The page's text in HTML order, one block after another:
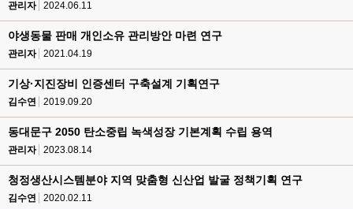
관리자 2024.06.11
야생동물 판매 개인소유 관리방안 마련 연구
관리자 2021.04.19
기상·지진장비 인증센터 구축설계 기획연구
김수연 2019.09.20
동대문구 2050 탄소중립 녹색성장 기본계획 수립 용역
관리자 2023.08.14
청정생산시스템분야 지역 맞춤형 신산업 발굴 정책기획 연구
김수연 2020.02.11